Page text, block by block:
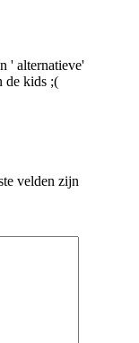
' alternatieve'
de kids ;(
velden zijn